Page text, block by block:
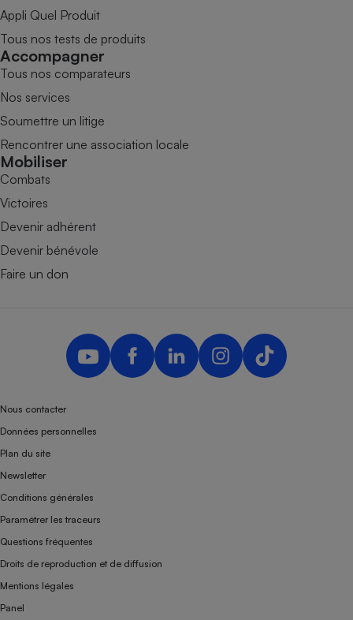
Appli Quel Produit
Tous nos tests de produits
Accompagner
Tous nos comparateurs
Nos services
Soumettre un litige
Rencontrer une association locale
Mobiliser
Combats
Victoires
Devenir adhérent
Devenir bénévole
Faire un don
Nous contacter
Données personnelles
Plan du site
Newsletter
Conditions générales
Paramétrer les traceurs
Questions fréquentes
Droits de reproduction et de diffusion
Mentions légales
Panel